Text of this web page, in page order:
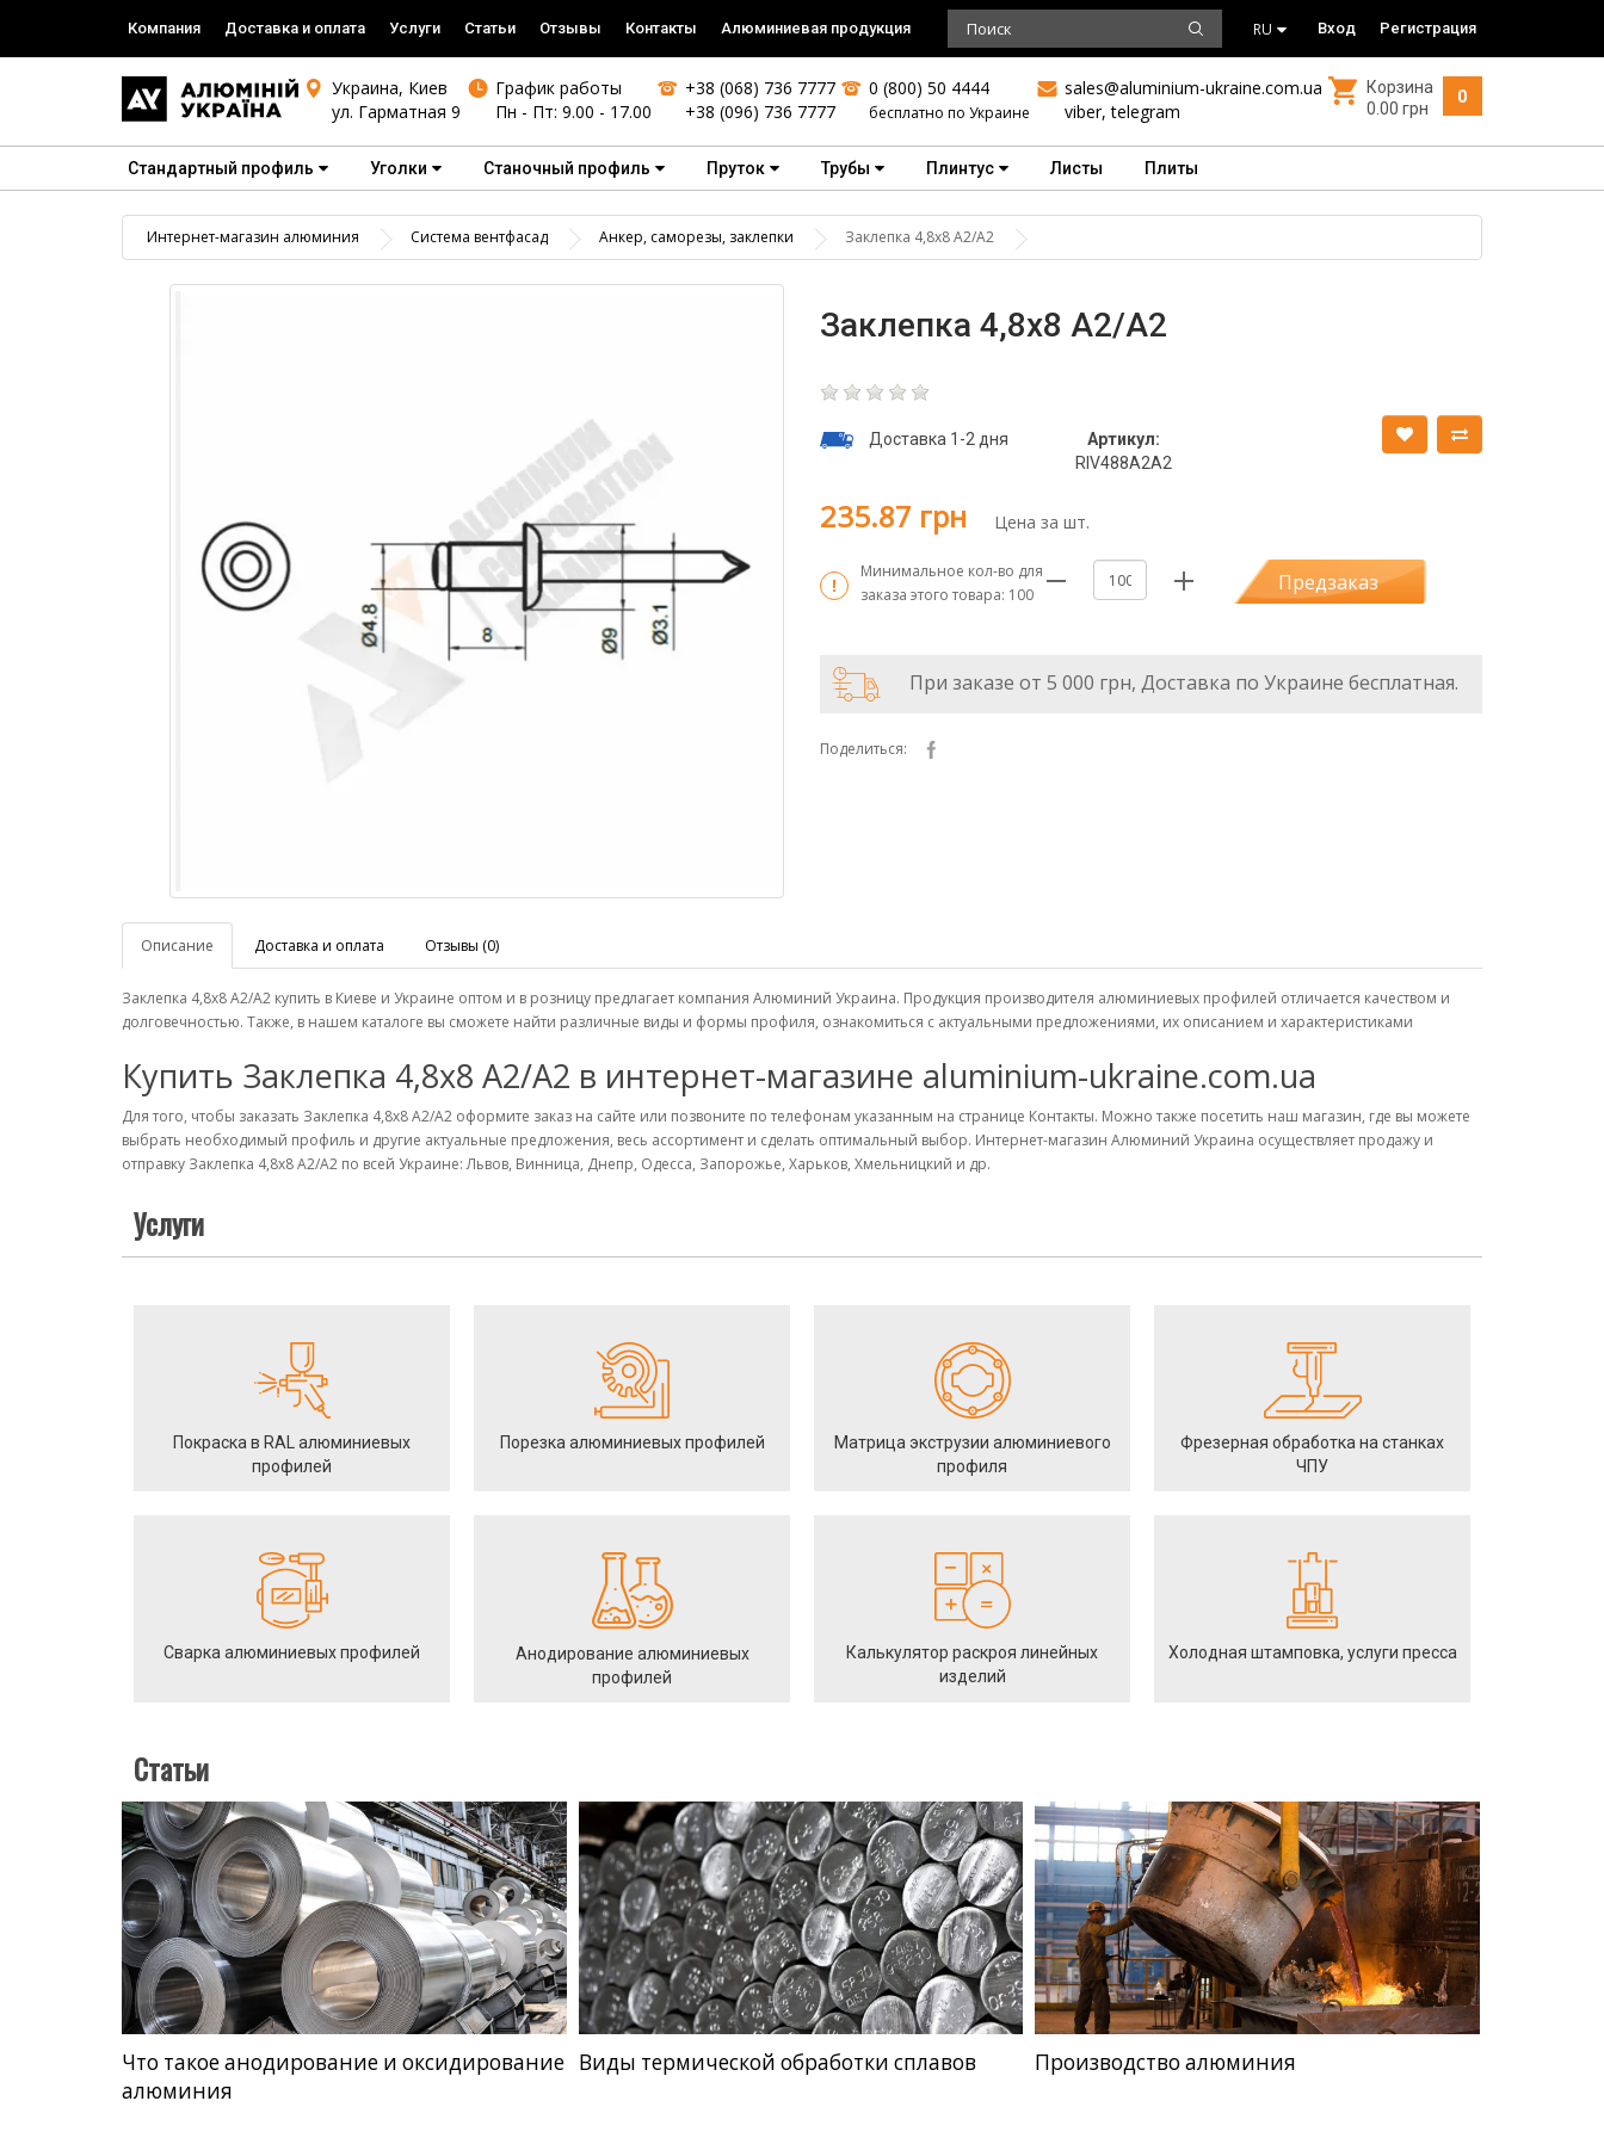
Компания Доставка и оплата Услуги Статьи Отзывы Контакты Алюминиевая продукция RU Вход Регистрация
Украина, Киев
ул. Гарматная 9
График работы
Пн - Пт: 9.00 - 17.00
+38 (068) 736 7777
+38 (096) 736 7777
0 (800) 50 4444
бесплатно по Украине
sales@aluminium-ukraine.com.ua
viber,telegram
0
Корзина
0.00 грн
Стандартный профиль Уголки Станочный профиль Пруток Трубы Плинтус Листы Плиты
Интернет-магазин алюминия Система вентфасад Анкер, саморезы, заклепки Заклепка 4,8х8 А2/A2
Заклепка 4,8х8 А2/A2
Доставка 1-2 дня
Артикул:
RIV488A2A2
235.87 грн Цена за шт.
Минимальное кол-во для
заказа этого товара: 100 Предзаказ
При заказе от 5 000 грн, Доставка по Украине бесплатная.
Поделиться:
Описание Доставка и оплата Отзывы (0)
Заклепка 4,8х8 А2/A2 купить в Киеве и Украине оптом и в розницу предлагает компания Алюминий Украина. Продукция производителя алюминиевых профилей отличается качеством и
долговечностью. Также, в нашем каталоге вы сможете найти различные виды и формы профиля, ознакомиться с актуальными предложениями, их описанием и характеристиками
Купить Заклепка 4,8х8 А2/A2 в интернет-магазине aluminium-ukraine.com.ua
Для того, чтобы заказать Заклепка 4,8х8 А2/A2 оформите заказ на сайте или позвоните по телефонам указанным на странице Контакты. Можно также посетить наш магазин, где вы можете
выбрать необходимый профиль и другие актуальные предложения, весь ассортимент и сделать оптимальный выбор. Интернет-магазин Алюминий Украина осуществляет продажу и
отправку Заклепка 4,8х8 А2/A2 по всей Украине: Львов, Винница, Днепр, Одесса, Запорожье, Харьков, Хмельницкий и др.
Услуги
Покраска в RAL алюминиевых
профилей
Порезка алюминиевых профилей
Матрица экструзии алюминиевого
профиля
Фрезерная обработка на станках
ЧПУ
Сварка алюминиевых профилей
Анодирование алюминиевых
профилей
Калькулятор раскроя линейных
изделий
Холодная штамповка, услуги пресса
Статьи
Что такое анодирование и оксидирование
алюминия
Виды термической обработки сплавов Производство алюминия